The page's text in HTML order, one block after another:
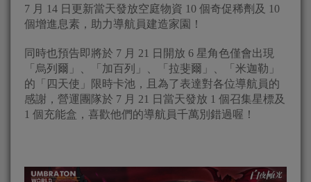
7 月 14 日更新當天發放空庭物資 10 個奇促稀劑及 10
個增進息素，助力導航員建造家園！
同時也預告即將於 7 月 21 日開放 6 星角色僅會出現
「烏列爾」、「加百列」、「拉斐爾」、「米迦勒」
的「四天使」限時卡池，且為了表達對各位導航員的
感謝，營運團隊於 7 月 21 日當天發放 1 個召集星標及
1 個充能盒，喜歡他們的導航員千萬別錯過喔！